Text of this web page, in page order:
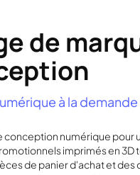
de
à la demande
conception numérique pour
imprimés en 3D
de panier d'achat et des